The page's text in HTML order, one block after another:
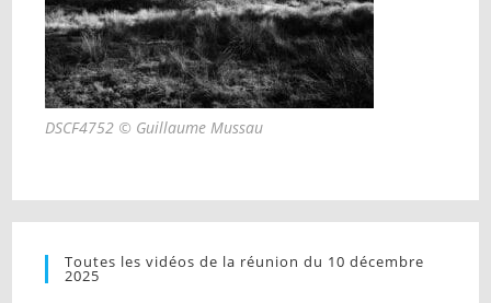
DSCF4752 © Guillaume Mussau
Toutes les vidéos de la réunion du 10 décembre
2025